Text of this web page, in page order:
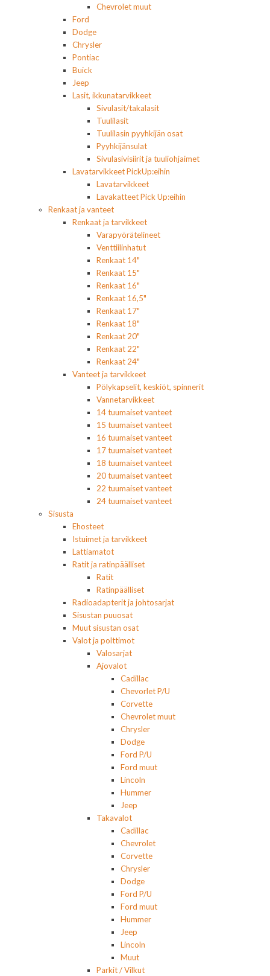
Chevrolet muut
Ford
Dodge
Chrysler
Pontiac
Buick
Jeep
Lasit, ikkunatarvikkeet
Sivulasit/takalasit
Tuulilasit
Tuulilasin pyyhkijän osat
Pyyhkijänsulat
Sivulasivisiirit ja tuuliohjaimet
Lavatarvikkeet PickUp:eihin
Lavatarvikkeet
Lavakatteet Pick Up:eihin
Renkaat ja vanteet
Renkaat ja tarvikkeet
Varapyörätelineet
Venttiilinhatut
Renkaat 14"
Renkaat 15"
Renkaat 16"
Renkaat 16,5"
Renkaat 17"
Renkaat 18"
Renkaat 20"
Renkaat 22"
Renkaat 24"
Vanteet ja tarvikkeet
Pölykapselit, keskiöt, spinnerit
Vannetarvikkeet
14 tuumaiset vanteet
15 tuumaiset vanteet
16 tuumaiset vanteet
17 tuumaiset vanteet
18 tuumaiset vanteet
20 tuumaiset vanteet
22 tuumaiset vanteet
24 tuumaiset vanteet
Sisusta
Ehosteet
Istuimet ja tarvikkeet
Lattiamatot
Ratit ja ratinpäälliset
Ratit
Ratinpäälliset
Radioadapterit ja johtosarjat
Sisustan puuosat
Muut sisustan osat
Valot ja polttimot
Valosarjat
Ajovalot
Cadillac
Chevorlet P/U
Corvette
Chevrolet muut
Chrysler
Dodge
Ford P/U
Ford muut
Lincoln
Hummer
Jeep
Takavalot
Cadillac
Chevrolet
Corvette
Chrysler
Dodge
Ford P/U
Ford muut
Hummer
Jeep
Lincoln
Muut
Parkit / Vilkut